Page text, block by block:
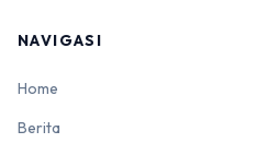
NAVIGASI
Home
Berita